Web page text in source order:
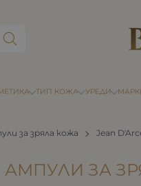
ТИП КОЖА УРЕДИ
за зряла кожа Jean
АМПУЛИ ЗА